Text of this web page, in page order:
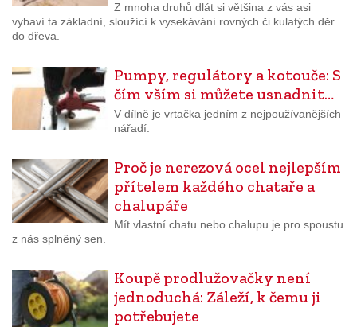
Z mnoha druhů dlát si většina z vás asi
vybaví ta základní, sloužící k vysekávání rovných či kulatých děr
do dřeva.
Pumpy, regulátory a kotouče: S
čím vším si můžete usnadnit…
V dílně je vrtačka jedním z nejpoužívanějších
nářadí.
Proč je nerezová ocel nejlepším
přítelem každého chataře a
chalupáře
Mít vlastní chatu nebo chalupu je pro spoustu
z nás splněný sen.
Koupě prodlužovačky není
jednoduchá: Záleží, k čemu ji
potřebujete